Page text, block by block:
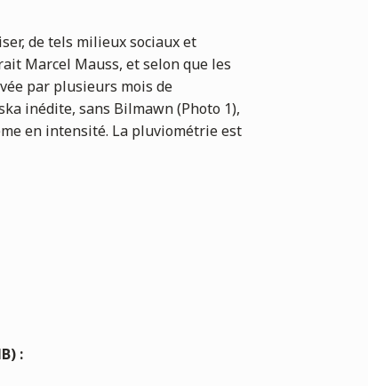
de tels milieux sociaux et
Marcel Mauss, et selon que les
par plusieurs mois de
inédite, sans Bilmawn (Photo 1),
en intensité. La pluviométrie est
: